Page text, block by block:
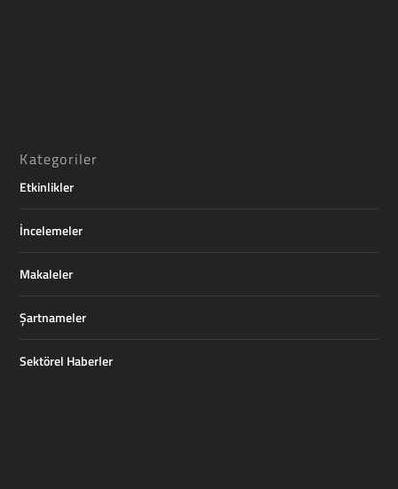
Kategoriler
Etkinlikler
İncelemeler
Makaleler
Şartnameler
Sektörel Haberler